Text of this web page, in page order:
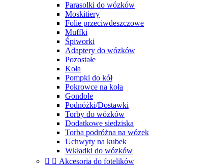
Parasolki do wózków
Moskitiery
Folie przeciwdeszczowe
Muffki
Śpiworki
Adaptery do wózków
Pozostałe
Koła
Pompki do kół
Pokrowce na koła
Gondole
Podnóżki/Dostawki
Torby do wózków
Dodatkowe siedziska
Torba podróżna na wózek
Uchwyty na kubek
Wkładki do wózków
  Akcesoria do fotelików